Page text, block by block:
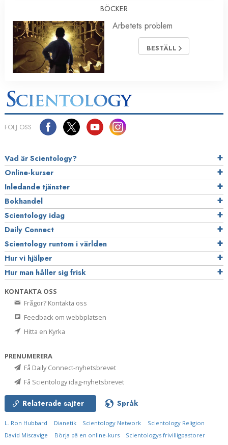
BÖCKER
Arbetets problem
BESTÄLL
FÖLJ OSS
Vad är Scientology?
Online-kurser
Inledande tjänster
Bokhandel
Scientology idag
Daily Connect
Scientology runtom i världen
Hur vi hjälper
Hur man håller sig frisk
KONTAKTA OSS
Frågor? Kontakta oss
Feedback om webbplatsen
Hitta en Kyrka
PRENUMERERA
Få Daily Connect-nyhetsbrevet
Få Scientology idag-nyhetsbrevet
Relaterade sajter Språk
L. Ron Hubbard Dianetik Scientology Network
Scientology Religion
David Miscavige
Börja på en online-kurs
Scientologys frivilligpastorer